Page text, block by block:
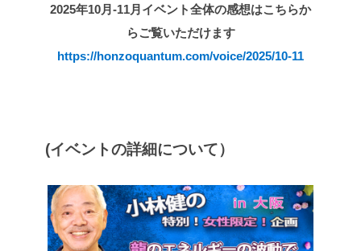
2025年10月-11月 イベント全体の感想はこちらか
らご覧いただけます
https://honzoquantum.com/voice/2025/10-11
(イベントの詳細について）